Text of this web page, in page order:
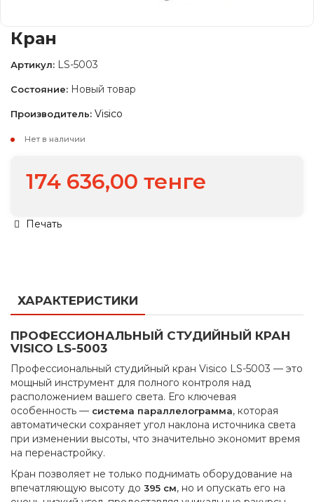
Кран
Артикул: LS-5003
Состояние: Новый товар
Производитель: Visico
Нет в наличии
174 636,00 тенге
Печать
ХАРАКТЕРИСТИКИ
ПРОФЕССИОНАЛЬНЫЙ СТУДИЙНЫЙ КРАН
VISICO LS-5003
Профессиональный студийный кран Visico LS-5003 — это
мощный инструмент для полного контроля над
расположением вашего света. Его ключевая
особенность — система параллелограмма, которая
автоматически сохраняет угол наклона источника света
при изменении высоты, что значительно экономит время
на перенастройку.
Кран позволяет не только поднимать оборудование на
впечатляющую высоту до 395 см, но и опускать его на